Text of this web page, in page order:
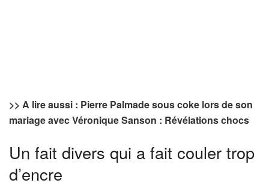
>> A lire aussi : Pierre Palmade sous coke lors de son
mariage avec Véronique Sanson : Révélations chocs
Un fait divers qui a fait couler trop
d’encre